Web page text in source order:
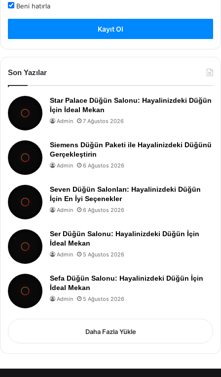
Beni hatırla
Kayıt Ol
Son Yazılar
Star Palace Düğün Salonu: Hayalinizdeki Düğün
İçin İdeal Mekan
Admin 7 Ağustos 2026
Siemens Düğün Paketi ile Hayalinizdeki Düğünü
Gerçekleştirin
Admin 6 Ağustos 2026
Seven Düğün Salonları: Hayalinizdeki Düğün
İçin En İyi Seçenekler
Admin 6 Ağustos 2026
Ser Düğün Salonu: Hayalinizdeki Düğün İçin
İdeal Mekan
Admin 5 Ağustos 2026
Sefa Düğün Salonu: Hayalinizdeki Düğün İçin
İdeal Mekan
Admin 5 Ağustos 2026
Daha Fazla Yükle